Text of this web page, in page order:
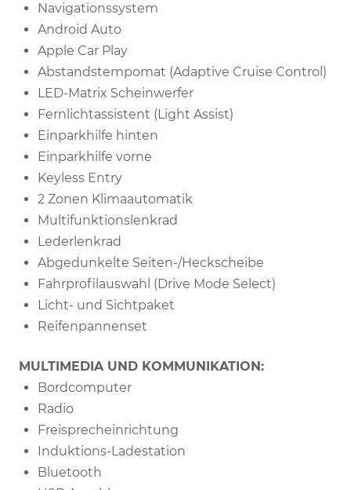
Navigationssystem
Android Auto
Apple Car Play
Abstandstempomat (Adaptive Cruise Control)
LED-Matrix Scheinwerfer
Fernlichtassistent (Light Assist)
Einparkhilfe hinten
Einparkhilfe vorne
Keyless Entry
2 Zonen Klimaautomatik
Multifunktionslenkrad
Lederlenkrad
Abgedunkelte Seiten-/Heckscheibe
Fahrprofilauswahl (Drive Mode Select)
Licht- und Sichtpaket
Reifenpannenset
MULTIMEDIA UND KOMMUNIKATION:
Bordcomputer
Radio
Freisprecheinrichtung
Induktions-Ladestation
Bluetooth